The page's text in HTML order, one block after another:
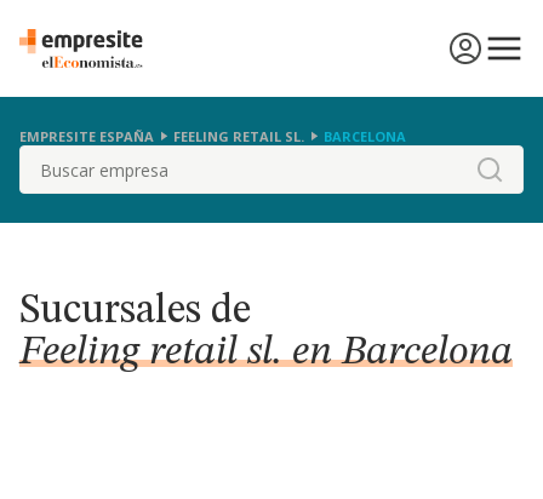
EMPRESITE ESPAÑA FEELING RETAIL SL. BARCELONA
Buscar
Sucursales de
Feeling retail sl. en Barcelona